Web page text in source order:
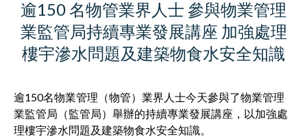
逾150 名物管業界人士 參與物業管理
業監管局持續專業發展講座 加強處理
樓宇滲水問題及建築物食水安全知識
逾150名物業管理（物管）業界人士今天參與了物業管理
業監管局（監管局）舉辦的持續專業發展講座，以加強處
理樓宇滲水問題及建築物食水安全知識。